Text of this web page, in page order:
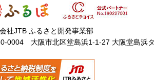
社JTB ふるさと開発事業部
0004 大阪市北区堂島浜1-1-27 大阪堂島浜